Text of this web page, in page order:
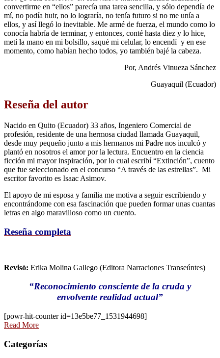
convertirme en “ellos” parecía una tarea sencilla, y sólo dependía de
mí, no podía huir, no lo lograría, no tenía futuro si no me unía a
ellos, y así llegó lo inevitable. Me armé de fuerza, el mundo como lo
conocía habría de terminar, y entonces, conté hasta diez y lo hice,
metí la mano en mi bolsillo, saqué mi celular, lo encendí y en ese
momento, como habían hecho todos, yo también bajé la cabeza.
Por, Andrés Vinueza Sánchez
Guayaquil (Ecuador)
Reseña del autor
Nacido en Quito (Ecuador) 33 años, Ingeniero Comercial de
profesión, residente de una hermosa ciudad llamada Guayaquil,
desde muy pequeño junto a mis hermanos mi Padre nos inculcó y
plantó en nosotros el amor por la lectura. Encuentro en la ciencia
ficción mi mayor inspiración, por lo cual escribí “Extinción”, cuento
que fue seleccionado en el concurso “A través de las estrellas”. Mi
escritor favorito es Isaac Asimov.
El apoyo de mi esposa y familia me motiva a seguir escribiendo y
encontrándome con esa fascinación que pueden formar unas cuantas
letras en algo maravilloso como un cuento.
Reseña completa
Revisó: Erika Molina Gallego (Editora Narraciones Transeúntes)
“Reconocimiento consciente de la cruda y
envolvente realidad actual”
[powr-hit-counter id=13e5be77_1531944698]
Read More
Categorías